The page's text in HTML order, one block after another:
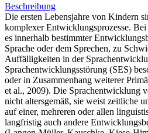
Beschreibung
Die ersten Lebensjahre von Kindern
komplexer Entwicklungsprozesse.
es innerhalb bestimmter
Sprache oder dem Sprechen, zu
Auffälligkeiten in der
Sprachentwicklungsstörung (SES)
oder in Zusammenhang weiterer
et al., 2009). Die Sprachentwicklung
nicht altersgemäß, sie weist zeitliche
auf einer, mehreren oder allen
langfristig auch andere